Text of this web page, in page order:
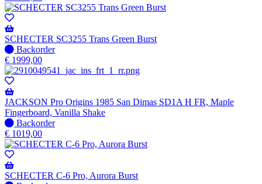
voorraad
-
Wordt
verzonden
wanneer
beschikbaar
SCHECTER SC3255 Trans Green Burst
Niet
op
voorraad
-
Wordt
verzonden
wanneer
beschikbaar
Backorder
€ 1999,00
JACKSON Pro Origins 1985 San Dimas SD1A H FR, Maple
Fingerboard, Vanilla Shake
Niet
op
voorraad
-
Wordt
verzonden
Backorder
€ 1019,00
SCHECTER C-6 Pro, Aurora Burst